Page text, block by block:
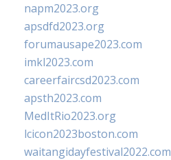
napm2023.org
apsdfd2023.org
forumausape2023.com
imkl2023.com
careerfaircsd2023.com
apsth2023.com
MedItRio2023.org
lcicon2023boston.com
waitangidayfestival2022.com